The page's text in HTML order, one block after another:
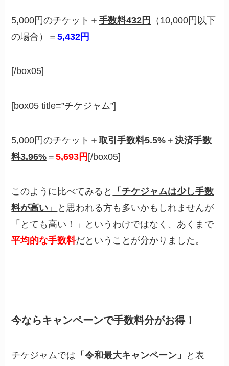
5,000円のチケット＋手数料432円
（10,000円以下
の場合）＝5,432円
[/box05]
[box05 title=”チケジャム”]
5,000円のチケット＋取引手数料5.5% ＋決済手数
料3.96% ＝5,693円 [/box05]
このように比べてみると
「チケジャムは少し手数
料が高い」
と思われる方も多いかもしれませんが
「とても高い！」というわけではなく、あくまで
平均的な手数料だということが分かりました。
今ならキャンペーンで手数料分がお得！
チケジャムでは 「令和最大キャンペーン」
と表